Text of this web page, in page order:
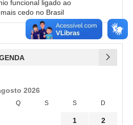
funcional ligado ao
cedo no Brasil
2026
Q S S D
1 2